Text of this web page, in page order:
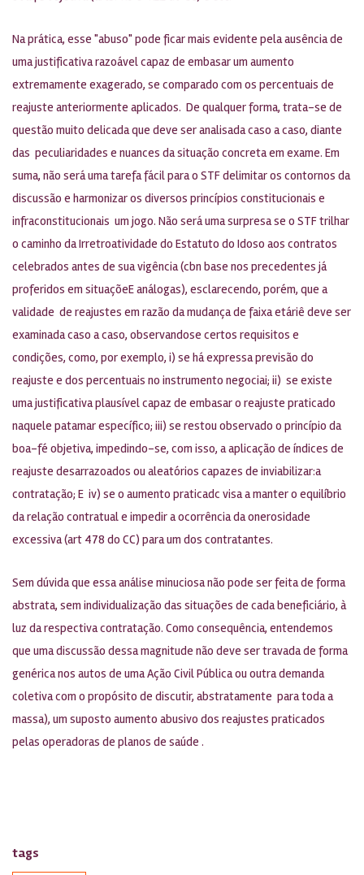
Na prática, esse "abuso" pode ficar mais evidente pela ausência de
uma justificativa razoável capaz de embasar um aumento
extremamente exagerado, se comparado com os percentuais de
reajuste anteriormente aplicados. De qualquer forma, trata-se de
questão muito delicada que deve ser analisada caso a caso, diante
das peculiaridades e nuances da situação concreta em exame. Em
suma, não será uma tarefa fácil para o STF delimitar os contornos da
discussão e harmonizar os diversos princípios constitucionais e
infraconstitucionais um jogo. Não será uma surpresa se o STF trilhar
o caminho da Irretroatividade do Estatuto do Idoso aos contratos
celebrados antes de sua vigência (cbn base nos precedentes já
proferidos em situaçõeE análogas), esclarecendo, porém, que a
validade de reajustes em razão da mudança de faixa etáriê deve ser
examinada caso a caso, observandose certos requisitos e
condições, como, por exemplo, i) se há expressa previsão do
reajuste e dos percentuais no instrumento negociai; ii) se existe
uma justificativa plausível capaz de embasar o reajuste praticado
naquele patamar específico; iii) se restou observado o princípio da
boa-fé objetiva, impedindo-se, com isso, a aplicação de índices de
reajuste desarrazoados ou aleatórios capazes de inviabilizar:a
contratação; E iv) se o aumento praticadc visa a manter o equilíbrio
da relação contratual e impedir a ocorrência da onerosidade
excessiva (art 478 do CC) para um dos contratantes.
Sem dúvida que essa análise minuciosa não pode ser feita de forma
abstrata, sem individualização das situações de cada beneficiário, à
luz da respectiva contratação. Como consequência, entendemos
que uma discussão dessa magnitude não deve ser travada de forma
genérica nos autos de uma Ação Civil Pública ou outra demanda
coletiva com o propósito de discutir, abstratamente para toda a
massa), um suposto aumento abusivo dos reajustes praticados
pelas operadoras de planos de saúde .
tags